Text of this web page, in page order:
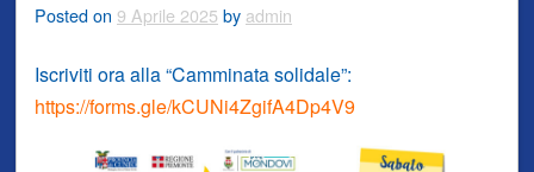
Posted on 9 Aprile 2025 by admin
Iscriviti ora alla “Camminata solidale”:
https://forms.gle/kCUNi4ZgifA4Dp4V9